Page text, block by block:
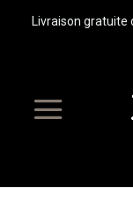
Livraison gratuite